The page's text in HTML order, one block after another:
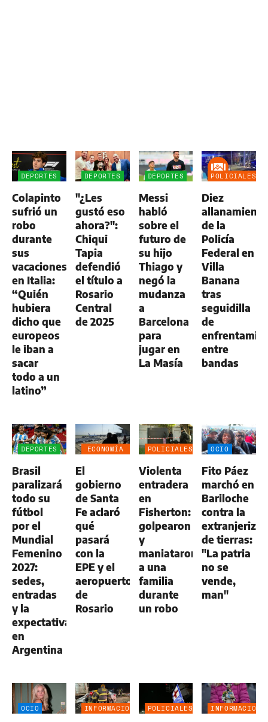
DEPORTES
Colapinto
sufrió un
robo
durante
sus
vacaciones
en Italia:
“Quién
hubiera
dicho que
europeos
le iban a
sacar
todo a un
latino”
DEPORTES
"¿Les
gustó eso
ahora?":
Chiqui
Tapia
defendió
el título a
Rosario
Central
de 2025
DEPORTES
Messi
habló
sobre el
futuro de
su hijo
Thiago y
negó la
mudanza
a
Barcelona
para
jugar en
La Masía
POLICIALES
Diez
de la
Policía
Federal en
Villa
Banana
tras
seguidilla
de
entre
bandas
DEPORTES
Brasil
paralizará
todo su
fútbol
por el
Mundial
Femenino
2027:
sedes,
entradas
y la
expectativa
en
Argentina
ECONOMÍA
El
gobierno
de Santa
Fe aclaró
qué
pasará
con la
EPE y el
aeropuerto
de
Rosario
POLICIALES
Violenta
entradera
en
Fisherton:
golpearon
y
maniataron
a una
familia
durante
un robo
OCIO
Fito Páez
marchó en
Bariloche
contra la
de tierras:
"La patria
no se
vende,
man"
OCIO
INFORMACIÓN
POLICIALES
INFORMACIÓN